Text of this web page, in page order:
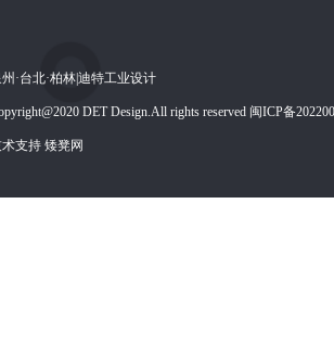
州·台北·柏林|迪特工业设计
DET Design.All rights reserved 闽ICP备
支持 矮凳网